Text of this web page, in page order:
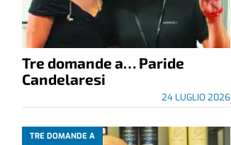
Tre domande a… Paride
Candelaresi
24 LUGLIO 2026
TRE DOMANDE A